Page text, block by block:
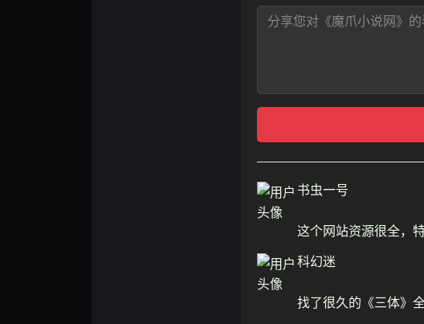
书虫一号
这个网站资源很全，
科幻迷
找了很久的《三体》